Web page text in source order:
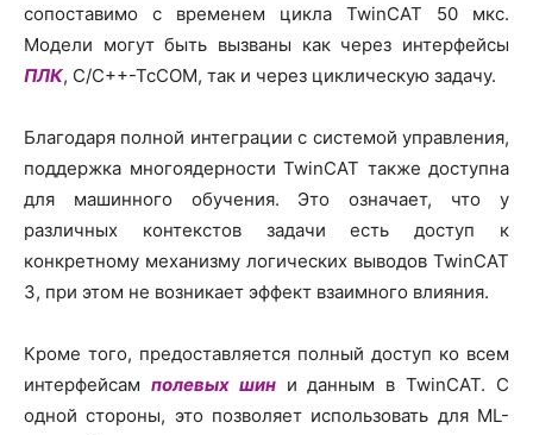
сопоставимо с временем цикла TwinCAT 50 мкс.
Модели могут быть вызваны как через интерфейсы
ПЛК, C/C++-TcCOM, так и через циклическую задачу.
Благодаря полной интеграции с системой управления,
поддержка многоядерности TwinCAT также доступна
для машинного обучения. Это означает, что у
различных контекстов задачи есть доступ к
конкретному механизму логических выводов TwinCAT
3, при этом не возникает эффект взаимного влияния.
Кроме того, предоставляется полный доступ ко всем
интерфейсам полевых шини данным в TwinCAT. С
одной стороны, это позволяет использовать для ML-